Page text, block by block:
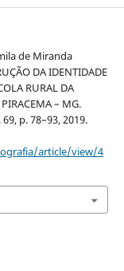
de Miranda
DA IDENTIDADE
RURAL DA
– MG.
p. 78–93, 2019.
article/view/4